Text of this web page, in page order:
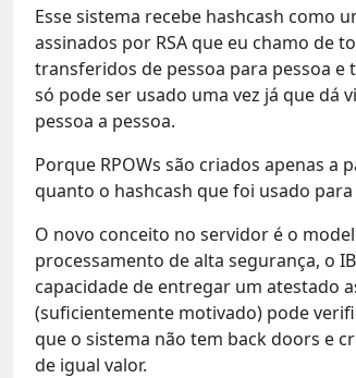
Esse sistema recebe hashcash como
assinados por RSA que eu chamo de
transferidos de pessoa para pessoa e
só pode ser usado uma vez já que dá
pessoa a pessoa.
Porque RPOWs são criados apenas a
quanto o hashcash que foi usado
O novo conceito no servidor é o
processamento de alta segurança, o
capacidade de entregar um atestado
(suficientemente motivado) pode
que o sistema não tem back doors e
de igual valor.